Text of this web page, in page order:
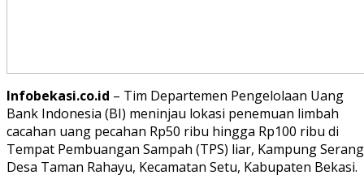
Infobekasi.co.id – Tim Departemen Pengelolaan Uang
Bank Indonesia (BI) meninjau lokasi penemuan limbah
cacahan uang pecahan Rp50 ribu hingga Rp100 ribu di
Tempat Pembuangan Sampah (TPS) liar, Kampung
Desa Taman Rahayu, Kecamatan Setu, Kabupaten Bekasi.